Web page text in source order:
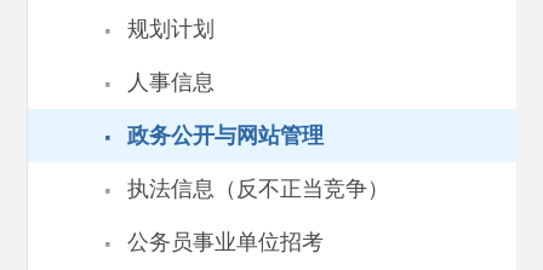
· 规划计划
· 人事信息
· 政务公开与网站管理
· 执法信息（反不正当竞争）
· 公务员事业单位招考